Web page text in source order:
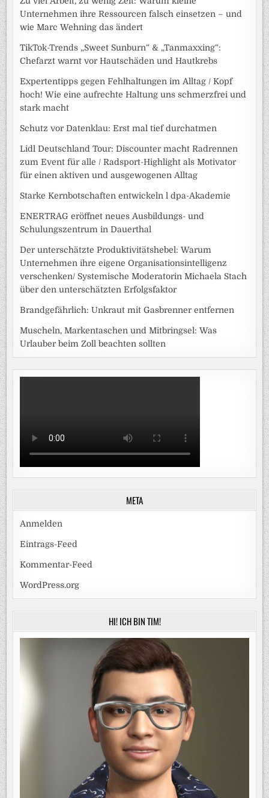
Unternehmen ihre Ressourcen falsch einsetzen – und
wie Marc Wehning das ändert
TikTok-Trends „Sweet Sunburn“ & „Tanmaxxing“:
Chefarzt warnt vor Hautschäden und Hautkrebs
Expertentipps gegen Fehlhaltungen im Alltag / Kopf
hoch! Wie eine aufrechte Haltung uns schmerzfrei und
stark macht
Schutz vor Datenklau: Erst mal tief durchatmen
Lidl Deutschland Tour: Discounter macht Radrennen
zum Event für alle / Radsport-Highlight als Motivator
für einen aktiven und ausgewogenen Alltag
Starke Kernbotschaften entwickeln l dpa-Akademie
ENERTRAG eröffnet neues Ausbildungs- und
Schulungszentrum in Dauerthal
Der unterschätzte Produktivitätshebel: Warum
Unternehmen ihre eigene Organisationsintelligenz
verschenken/ Systemische Moderatorin Michaela Stach
über den unterschätzten Erfolgsfaktor
Brandgefährlich: Unkraut mit Gasbrenner entfernen
Muscheln, Markentaschen und Mitbringsel: Was
Urlauber beim Zoll beachten sollten
META
Anmelden
Eintrags-Feed
Kommentar-Feed
WordPress.org
HI! ICH BIN TIM!